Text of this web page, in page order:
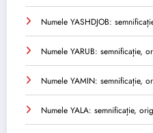
Numele YASHDJOB:
Numele YARUB: semnificație,
Numele YAMIN: semnificație,
Numele YALA: semnificație,